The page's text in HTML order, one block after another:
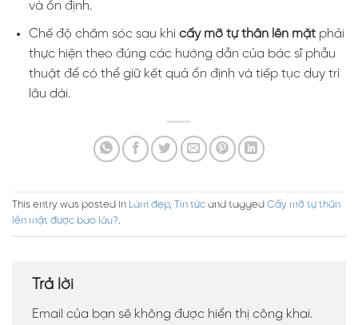
và ổn định.
Chế độ chăm sóc sau khi cấy mỡ tự thân lên mặtphải
thực hiện theo đúng các hướng dẫn của bác sĩ phẫu
thuật để có thể giữ kết quả ổn định và tiếp tục duy trì
lâu dài.
This entry was posted in Làm đẹp, Tin tức and tagged Cấy mỡ tự thân
lên mặt được bao lâu?.
Trả lời
Email của bạn sẽ không được hiển thị công khai.